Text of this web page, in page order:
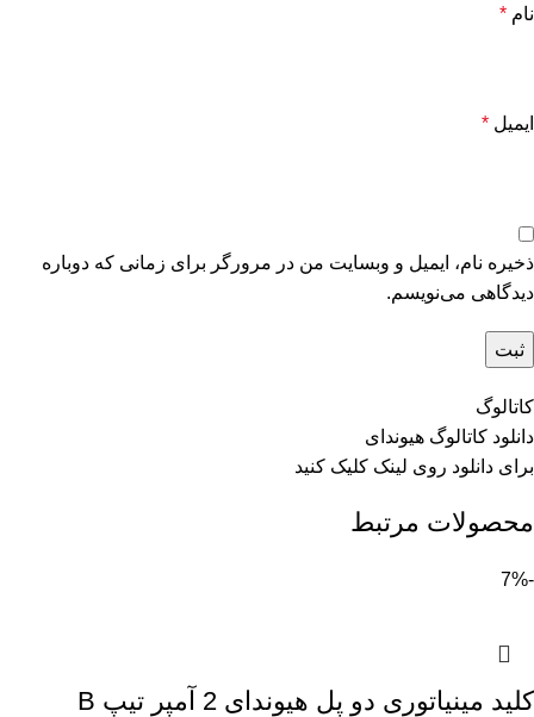
نام *
ایمیل *
ذخیره نام، ایمیل و وبسایت من در مرورگر برای زمانی که دوباره
دیدگاهی می‌نویسم.
کاتالوگ
دانلود کاتالوگ هیوندای
برای دانلود روی لینک کلیک کنید
محصولات مرتبط
-7%
کلید مینیاتوری دو پل هیوندای 2 آمپر تیپ B